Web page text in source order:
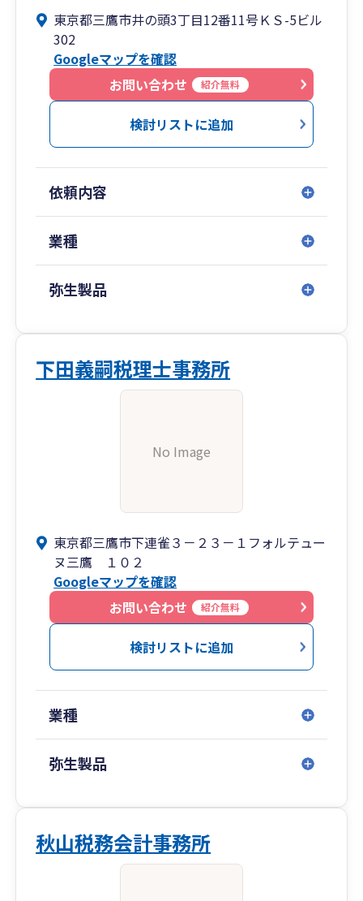
東京都三鷹市井の頭3丁目12番11号ＫＳ-5ビル
302
Googleマップを確認
お問い合わせ
紹介無料
検討リストに追加
依頼内容
業種
弥生製品
下田義嗣税理士事務所
No Image
東京都三鷹市下連雀３－２３－１フォルテュー
ヌ三鷹 １０２
Googleマップを確認
お問い合わせ
紹介無料
検討リストに追加
業種
弥生製品
秋山税務会計事務所